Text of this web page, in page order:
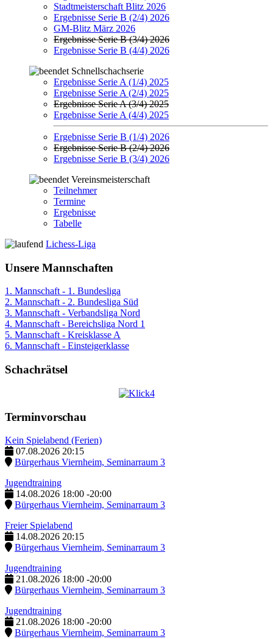
Stadtmeisterschaft Blitz 2026
Ergebnisse Serie B (2/4) 2026
GM-Blitz März 2026
Ergebnisse Serie B (3/4) 2026
Ergebnisse Serie B (4/4) 2026
Schnellschachserie
Ergebnisse Serie A (1/4) 2025
Ergebnisse Serie A (2/4) 2025
Ergebnisse Serie A (3/4) 2025
Ergebnisse Serie A (4/4) 2025
Ergebnisse Serie B (1/4) 2026
Ergebnisse Serie B (2/4) 2026
Ergebnisse Serie B (3/4) 2026
Vereinsmeisterschaft
Teilnehmer
Termine
Ergebnisse
Tabelle
Lichess-Liga
Unsere Mannschaften
1. Mannschaft - 1. Bundesliga
2. Mannschaft - 2. Bundesliga Süd
3. Mannschaft - Verbandsliga Nord
4. Mannschaft - Bereichsliga Nord 1
5. Mannschaft - Kreisklasse A
6. Mannschaft - Einsteigerklasse
Schachrätsel
Terminvorschau
Kein Spielabend (Ferien)
07.08.2026 20:15
Bürgerhaus Viernheim, Seminarraum 3
Jugendtraining
14.08.2026 18:00 -20:00
Bürgerhaus Viernheim, Seminarraum 3
Freier Spielabend
14.08.2026 20:15
Bürgerhaus Viernheim, Seminarraum 3
Jugendtraining
21.08.2026 18:00 -20:00
Bürgerhaus Viernheim, Seminarraum 3
Jugendtraining
21.08.2026 18:00 -20:00
Bürgerhaus Viernheim, Seminarraum 3